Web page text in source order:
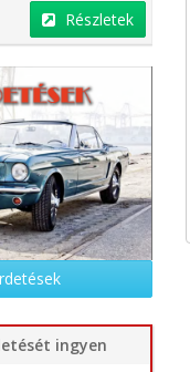
Részletek
ingyen